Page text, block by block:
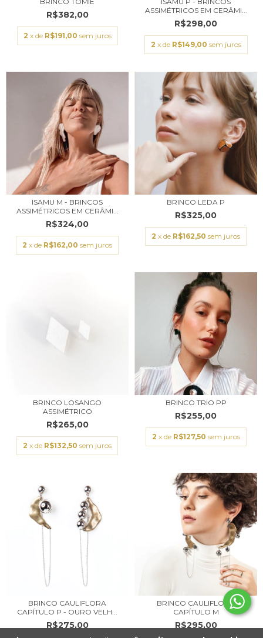
R$382,00
2 x de R$191,00 sem juros
ASSIMÉTRICOS EM CERÂMI...
R$298,00
2 x de R$149,00 sem juros
ISAMU M - BRINCOS
ASSIMÉTRICOS EM CERÂMI...
R$324,00
2 x de R$162,00 sem juros
BRINCO LEDA P
R$325,00
2 x de R$162,50 sem juros
BRINCO LOSANGO
ASSIMÉTRICO
R$265,00
2 x de R$132,50 sem juros
BRINCO TRIO PP
R$255,00
2 x de R$127,50 sem juros
BRINCO CAULIFLORA
CAPÍTULO P - OURO VELH...
R$275,00
BRINCO CAULIFLORA
CAPÍTULO M
R$295,00